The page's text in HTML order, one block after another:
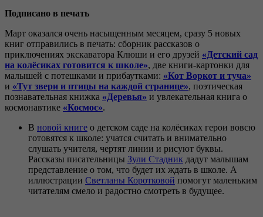
Подписано в печать
Март оказался очень насыщенным месяцем, сразу 5 новых
книг отправились в печать: сборник рассказов о
приключениях экскаватора Клюши и его друзей «Детский сад
на колёсиках готовится к школе», две книги-картонки для
малышей с потешками и прибаутками: «Кот Воркот и туча»
и «Тут звери и птицы на каждой странице», поэтическая
познавательная книжка «Деревья» и увлекательная книга о
космонавтике «Космос».
В новой книге о детском саде на колёсиках герои вовсю
готовятся к школе: учатся считать и внимательно
слушать учителя, чертят линии и рисуют буквы.
Рассказы писательницы Зули Стадник дадут малышам
представление о том, что будет их ждать в школе. А
иллюстрации Светланы Коротковой помогут маленьким
читателям смело и радостно смотреть в будущее.